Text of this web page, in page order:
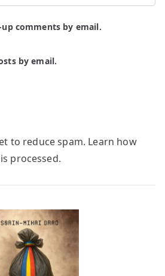
comments by email.
by email.
to reduce spam. Learn how
processed.